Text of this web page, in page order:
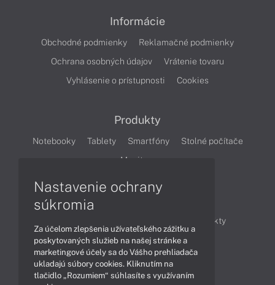
Informácie
Obchodné podmienky
Reklamačné podmienky
Ochrana osobných údajov
Vrátenie tovaru
Vyhlásenie o prístupnosti
Cookies
Produkty
Notebooky Tablety Smartfóny
Stolné počítače
Monitory
Produkty
Technológie
Videá
Obsah
Nastavenie ochrany
súkromia
Za účelom zlepšenia užívateľského zážitku a
poskytovaných služieb na našej stránke a
marketingové účely sa do Vášho prehliadača
ukladajú súbory cookies. Kliknutím na
tlačidlo „Rozumiem“ súhlasíte s využívaním